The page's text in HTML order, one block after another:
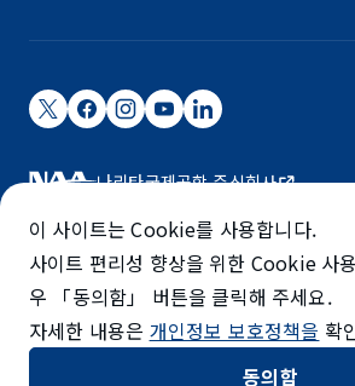
나리타국제공항 주식회사
나리타 국제공항은 NAA가 운영하고 있습니다.
©NARITA INTERNATIONAL AIRPORT CORPORATION
SKYTRAX
5-STAR AIRPORT
이 사이트는 Cookie를 사용합니다.
사이트 편리성 향상을 위한 Cookie 사
우 「동의함」 버튼을 클릭해 주세요.
자세한 내용은 개인정보 보호정책을 확
동의함